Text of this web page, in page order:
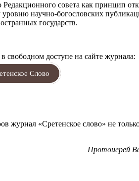
совета как принцип
уровню научно-богословских
государств.
свободном доступе на сайте журнала:
Слово
«Сретенское слово» не
Протоиерей